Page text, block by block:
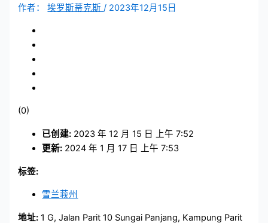
作者： 埃罗斯蒂克斯/ 2023年12月15日
(0)
已创建: 2023 年 12 月 15 日 上午 7:52
更新: 2024 年 1 月 17 日 上午 7:53
标签:
雪兰莪州
地址: 1 G, Jalan Parit 10 Sungai Panjang, Kampung Parit